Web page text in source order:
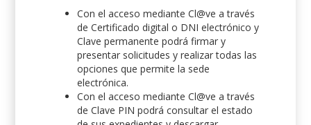
Con el acceso mediante Cl@ve a través
de Certificado digital o DNI electrónico y
Clave permanente podrá firmar y
presentar solicitudes y realizar todas las
opciones que permite la sede
electrónica.
Con el acceso mediante Cl@ve a través
de Clave PIN podrá consultar el estado